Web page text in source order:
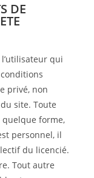
DE
l’utilisateur qui
privé, non
site. Toute
quelque forme,
personnel, il
du licencié.
Tout autre